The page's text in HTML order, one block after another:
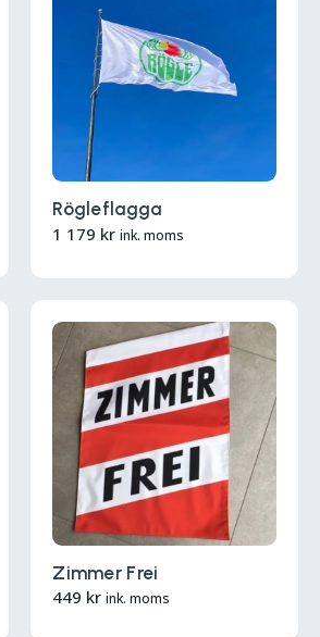
Rögleflagga
1 179 kr ink. moms
Zimmer Frei
449 kr ink. moms